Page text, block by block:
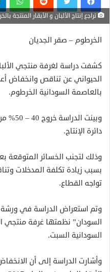
تراجع إنتاج الألبان و الأبقار المنتجة
الخرطوم – صقر الجديان
كشفت دراسة لغرفة منتجي
الحيواني عن تناقص وانخفاض
بالعاصمة السودانية الخرطوم.
وبينت
دائرة الإنتاج.
وذلك لتجنب الخسائر المتوقعة
بسبب زيادة تكلفة المدخلات
تواجه القطاع.
وتم استعراض الدراسة في ورشة
السودان” نظمتها غرفة منتجي
السودانية السبت.